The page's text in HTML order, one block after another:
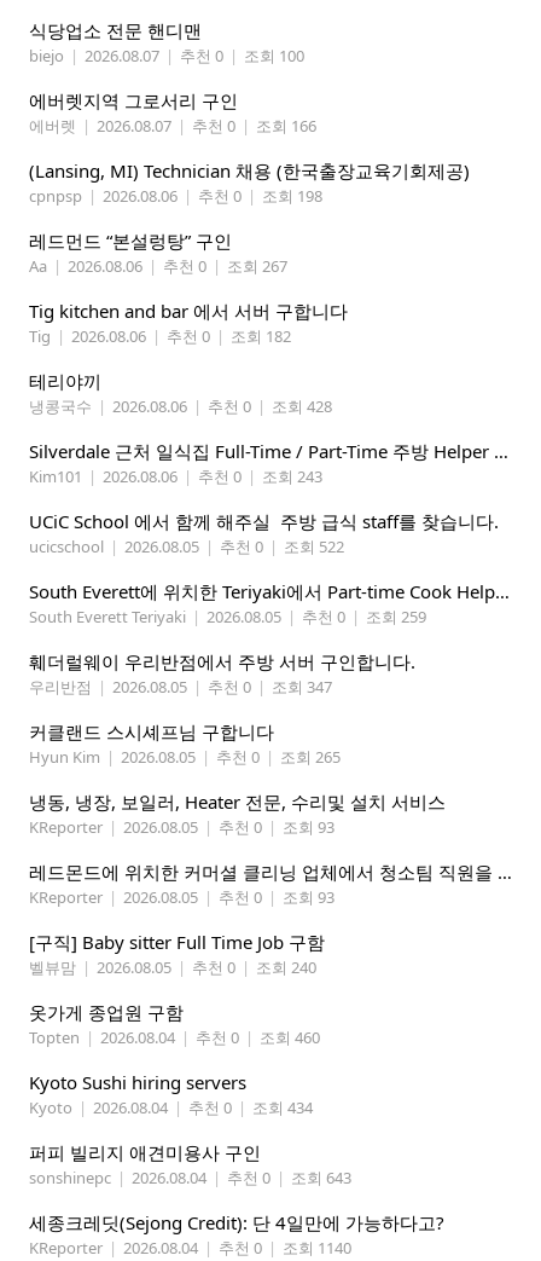
식당업소 전문 핸디맨
biejo | 2026.08.07 | 추천 0 | 조회 100
에버렛지역 그로서리 구인
에버렛 | 2026.08.07 | 추천 0 | 조회 166
(Lansing, MI) Technician 채용 (한국출장교육기회제공)
cpnpsp | 2026.08.06 | 추천 0 | 조회 198
레드먼드 “본설렁탕” 구인
Aa | 2026.08.06 | 추천 0 | 조회 267
Tig kitchen and bar 에서 서버 구합니다
Tig | 2026.08.06 | 추천 0 | 조회 182
테리야끼
냉콩국수 | 2026.08.06 | 추천 0 | 조회 428
Silverdale 근처 일식집 Full-Time / Part-Time 주방 Helper 구합니다.
Kim101 | 2026.08.06 | 추천 0 | 조회 243
UCiC School 에서 함께 해주실 주방 급식 staff를 찾습니다.
ucicschool | 2026.08.05 | 추천 0 | 조회 522
South Everett에 위치한 Teriyaki에서 Part-time Cook Helper 구합니다. Mon-Sat, 4:00 pm-8:30 pm
South Everett Teriyaki | 2026.08.05 | 추천 0 | 조회 259
훼더럴웨이 우리반점에서 주방 서버 구인합니다.
우리반점 | 2026.08.05 | 추천 0 | 조회 347
커클랜드 스시셰프님 구합니다
Hyun Kim | 2026.08.05 | 추천 0 | 조회 265
냉동, 냉장, 보일러, Heater 전문, 수리및 설치 서비스
KReporter | 2026.08.05 | 추천 0 | 조회 93
레드몬드에 위치한 커머셜 클리닝 업체에서 청소팀 직원을 모집합니다.
KReporter | 2026.08.05 | 추천 0 | 조회 93
[구직] Baby sitter Full Time Job 구함
벨뷰맘 | 2026.08.05 | 추천 0 | 조회 240
옷가게 종업원 구함
Topten | 2026.08.04 | 추천 0 | 조회 460
Kyoto Sushi hiring servers
Kyoto | 2026.08.04 | 추천 0 | 조회 434
퍼피 빌리지 애견미용사 구인
sonshinepc | 2026.08.04 | 추천 0 | 조회 643
세종크레딧(Sejong Credit): 단 4일만에 가능하다고?
KReporter | 2026.08.04 | 추천 0 | 조회 1140